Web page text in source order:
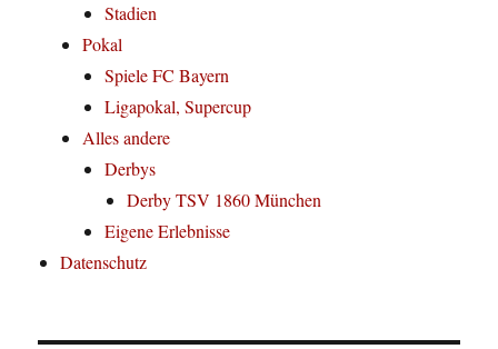
Stadien
Pokal
Spiele FC Bayern
Ligapokal, Supercup
Alles andere
Derbys
Derby TSV 1860 München
Eigene Erlebnisse
Datenschutz